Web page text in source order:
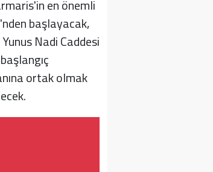
en önemli
başlayacak,
Nadi Caddesi
ortak olmak